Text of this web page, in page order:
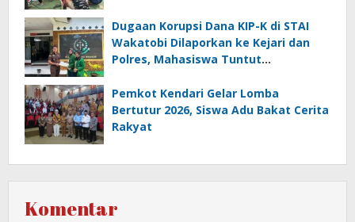
Dugaan Korupsi Dana KIP-K di STAI
Wakatobi Dilaporkan ke Kejari dan
Polres, Mahasiswa Tuntut
Pemkot Kendari Gelar Lomba
Bertutur 2026, Siswa Adu Bakat Cerita
Rakyat
Komentar